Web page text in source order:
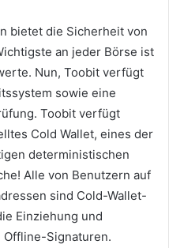
bietet die Sicherheit von
an jeder Börse ist
Nun, Toobit verfügt
sowie eine
Toobit verfügt
Cold Wallet, eines der
deterministischen
Alle von Benutzern auf
sind Cold-Wallet-
Einziehung und
Offline-Signaturen.